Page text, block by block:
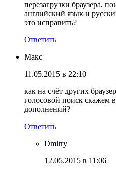
перезагрузки браузера,
английский язык и
это исправить?
Ответить
Макс
11.05.2015 в 22:10
как на счёт других
голосовой поиск скажем
дополнений?
Ответить
Dmitry
12.05.2015 в 11:06